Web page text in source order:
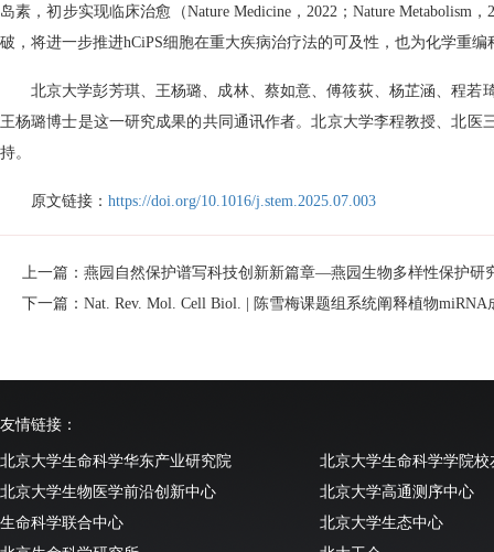
岛素，初步实现临床治愈（Nature Medicine，2022；Nature
破，将进一步推进hCiPS细胞在重大疾病治疗法的可及性，也为化学重
北京大学彭芳琪、王杨璐、成林、蔡如意、傅筱荻、杨芷涵、程
王杨璐博士是这一研究成果的共同通讯作者。北京大学李程教授、北
持。
原文链接： https://doi.org/10.1016/j.stem.2025.07.003
上一篇：燕园自然保护谱写科技创新新篇章—燕园生物多样性保护研
下一篇：Nat. Rev. Mol. Cell Biol. | 陈雪梅课题组系统阐释植物
友情链接：
北京大学生命科学华东产业研究院
北京大学生命科学学院校
北京大学生物医学前沿创新中心
北京大学高通测序中心
生命科学联合中心
北京大学生态中心